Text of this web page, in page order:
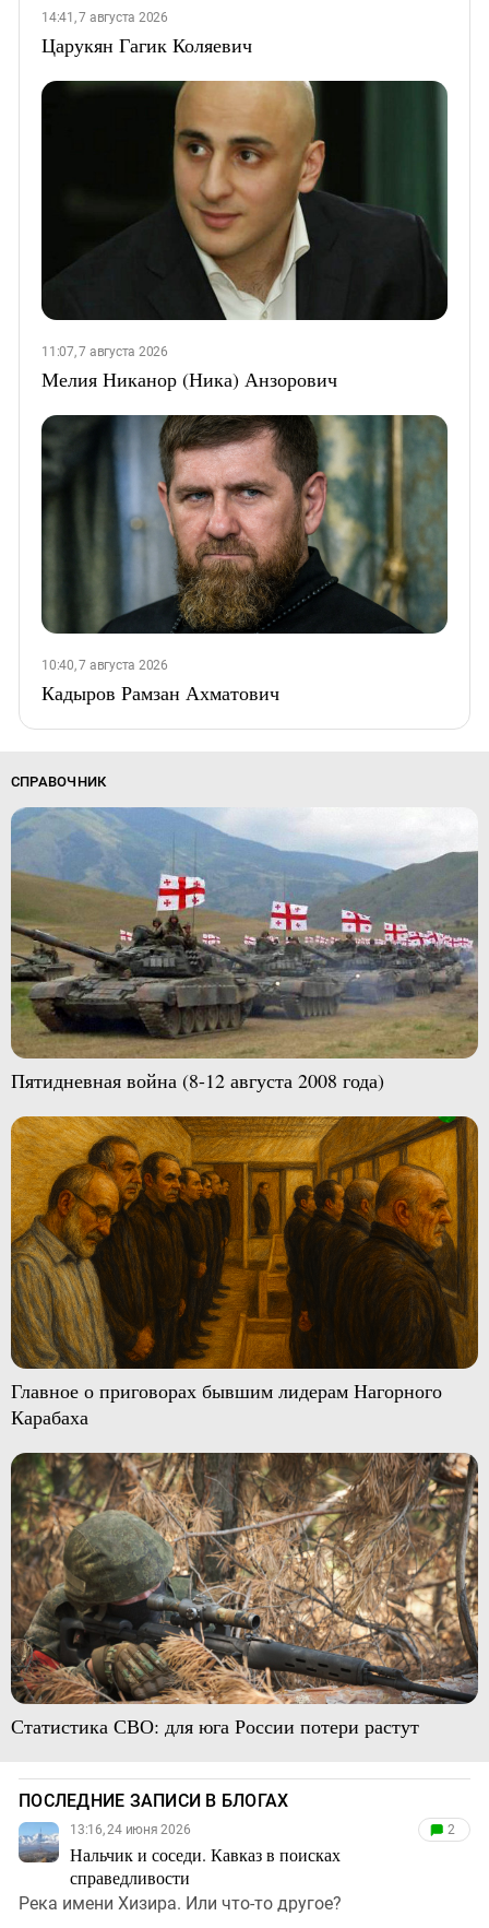
14:41, 7 августа 2026
Царукян Гагик Коляевич
11:07, 7 августа 2026
Мелия Никанор (Ника) Анзорович
10:40, 7 августа 2026
Кадыров Рамзан Ахматович
СПРАВОЧНИК
Пятидневная война (8-12 августа 2008 года)
Главное о приговорах бывшим лидерам Нагорного
Карабаха
Статистика СВО: для юга России потери растут
ПОСЛЕДНИЕ ЗАПИСИ В БЛОГАХ
13:16, 24 июня 2026
Нальчик и соседи. Кавказ в поисках
справедливости
2
Река имени Хизира. Или что-то другое?